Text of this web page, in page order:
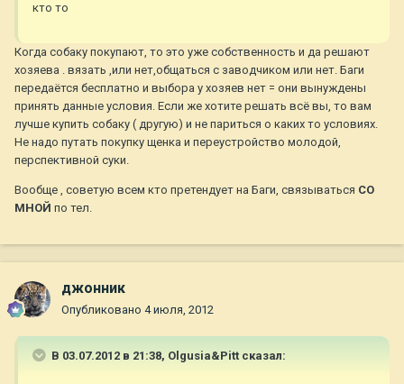
кто то
Когда собаку покупают, то это уже собственность и да решают
хозяева . вязать ,или нет,общаться с заводчиком или нет. Баги
передаётся бесплатно и выбора у хозяев нет = они вынуждены
принять данные условия. Если же хотите решать всё вы, то вам
лучше купить собаку ( другую) и не париться о каких то условиях.
Не надо путать покупку щенка и переустройство молодой,
перспективной суки.
Вообще , советую всем кто претендует на Баги, связываться СО
МНОЙ по тел.
джонник
Опубликовано 4 июля, 2012
В 03.07.2012 в 21:38, Olgusia&Pitt сказал: